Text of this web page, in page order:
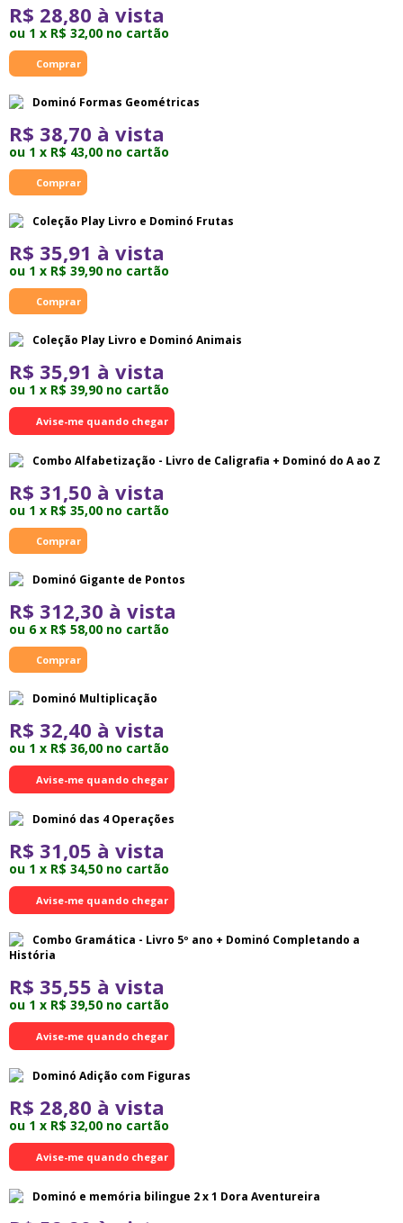
R$ 28,80 à vista
ou 1 x R$ 32,00 no cartão
Dominó Formas Geométricas
R$ 38,70 à vista
ou 1 x R$ 43,00 no cartão
Coleção Play Livro e Dominó Frutas
R$ 35,91 à vista
ou 1 x R$ 39,90 no cartão
Coleção Play Livro e Dominó Animais
R$ 35,91 à vista
ou 1 x R$ 39,90 no cartão
Avise-me quando chegar
Combo Alfabetização - Livro de Caligrafia + Dominó do A ao Z
R$ 31,50 à vista
ou 1 x R$ 35,00 no cartão
Dominó Gigante de Pontos
R$ 312,30 à vista
ou 6 x R$ 58,00 no cartão
Dominó Multiplicação
R$ 32,40 à vista
ou 1 x R$ 36,00 no cartão
Avise-me quando chegar
Dominó das 4 Operações
R$ 31,05 à vista
ou 1 x R$ 34,50 no cartão
Avise-me quando chegar
Combo Gramática - Livro 5º ano + Dominó Completando a
História
R$ 35,55 à vista
ou 1 x R$ 39,50 no cartão
Avise-me quando chegar
Dominó Adição com Figuras
R$ 28,80 à vista
ou 1 x R$ 32,00 no cartão
Avise-me quando chegar
Dominó e memória bilingue 2 x 1 Dora Aventureira